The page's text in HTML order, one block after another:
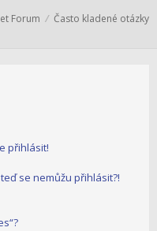
Forum Často kladené otázky
přihlásit!
se nemůžu přihlásit?!